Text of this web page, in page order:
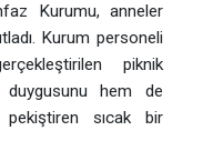
Kurumu, anneler
Kurum personeli
piknik
duygusunu hem de
pekiştiren sıcak bir